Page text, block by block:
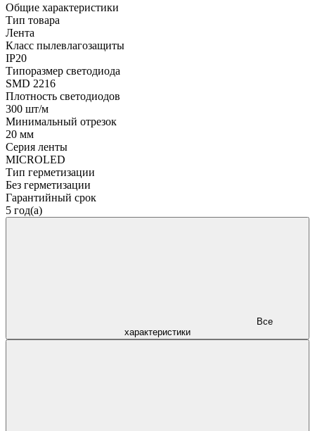
Общие характеристики
Тип товара
Лента
Класс пылевлагозащиты
IP20
Типоразмер светодиода
SMD 2216
Плотность светодиодов
300 шт/м
Минимальный отрезок
20 мм
Серия ленты
MICROLED
Тип герметизации
Без герметизации
Гарантийный срок
5 год(а)
характеристики